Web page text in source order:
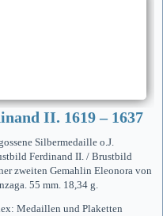
II. 1619 – 1637
Silbermedaille o.J.
Ferdinand II. / Brustbild
zweiten Gemahlin Eleonora von
55 mm. 18,34 g.
Medaillen und Plaketten